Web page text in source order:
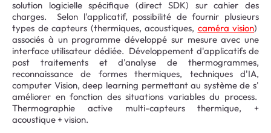
solution logicielle spécifique (direct SDK) sur cahier des
charges. Selon l'applicatif, possibilité de fournir plusieurs
types de capteurs (thermiques, acoustiques, caméra vision)
associés à un programme développé sur mesure avec une
interface utilisateur dédiée. Développement d'applicatifs de
post traitements et d'analyse de thermogrammes,
reconnaissance de formes thermiques, techniques d'IA,
computer Vision, deep learning permettant au système de s'
améliorer en fonction des situations variables du process.
Thermographie active multi-capteurs thermique, +
acoustique + vision.